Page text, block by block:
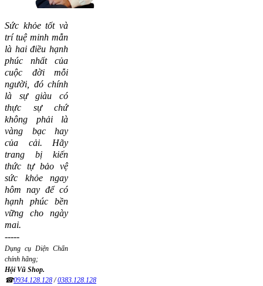
Sức khỏe tốt và
trí tuệ minh mẫn
là hai điều hạnh
phúc nhất của
cuộc đời mỗi
người, đó chính
là sự giàu có
thực sự chứ
không phải là
vàng bạc hay
của cải. Hãy
trang bị kiến
thức tự bảo vệ
sức khỏe ngay
hôm nay để có
hạnh phúc bền
vững cho ngày
mai.
-----
Dụng cụ Diện Chẩn
chính hãng;
Hội Vũ Shop.
☎0934.128.128/0383.128.128